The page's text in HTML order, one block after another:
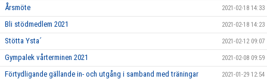
Årsmöte 2021-02-18 14:33
Bli stödmedlem 2021 2021-02-18 14:23
Stötta Ysta´ 2021-02-12 09:07
Gympalek vårterminen 2021 2021-02-08 09:59
Förtydligande gällande in- och utgång i samband med träningar 2021-01-29 12:54